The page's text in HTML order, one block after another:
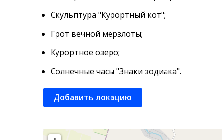
Скульптура "Курортный кот";
Грот вечной мерзлоты;
Курортное озеро;
Солнечные часы "Знаки зодиака".
Добавить локацию